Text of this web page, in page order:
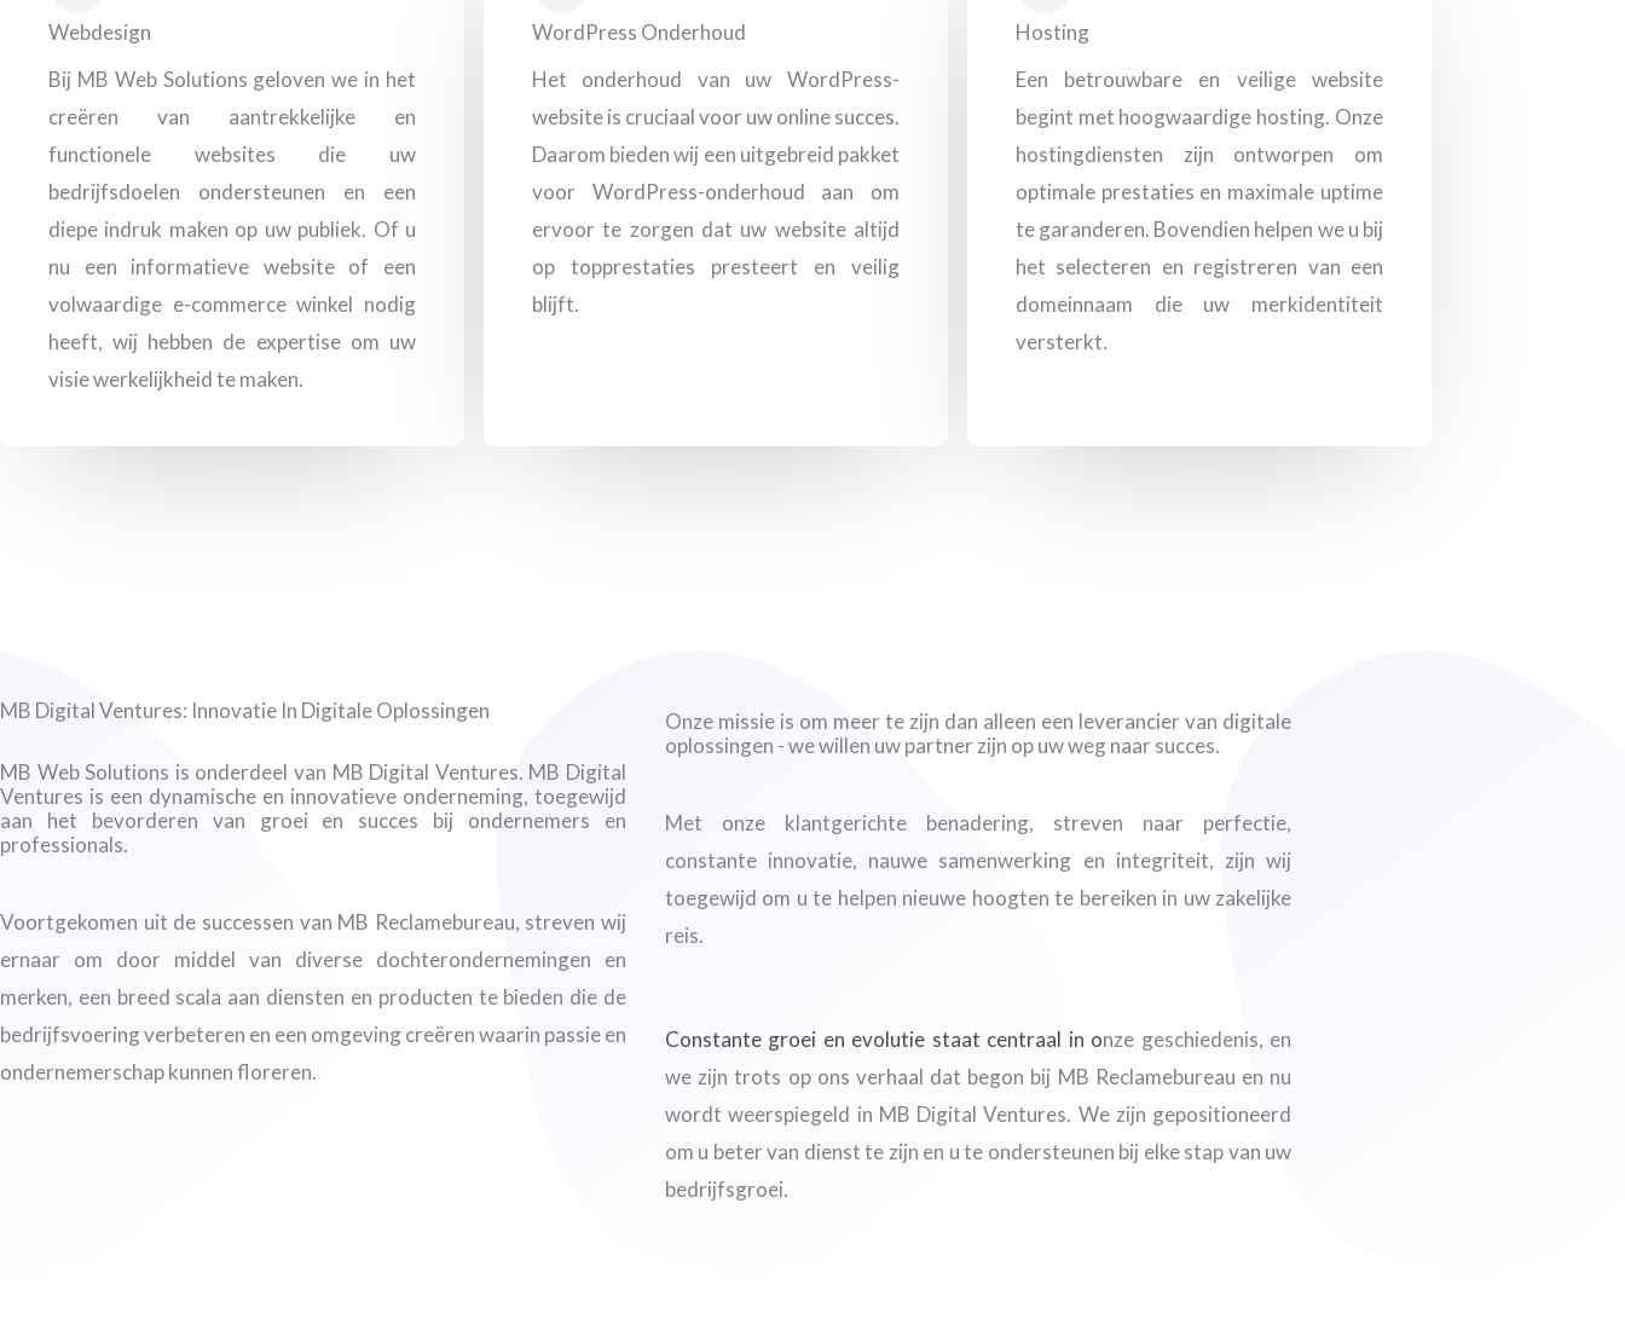
Webdesign
Bij MB Web Solutions geloven we in het
creëren van aantrekkelijke en
functionele websites die uw
bedrijfsdoelen ondersteunen en een
diepe indruk maken op uw publiek. Of u
nu een informatieve website of een
volwaardige e-commerce winkel nodig
heeft, wij hebben de expertise om uw
visie werkelijkheid te maken.
WordPress Onderhoud
Het onderhoud van uw WordPress-
website is cruciaal voor uw online succes.
Daarom bieden wij een uitgebreid pakket
voor WordPress-onderhoud aan om
ervoor te zorgen dat uw website altijd
op topprestaties presteert en veilig
blijft.
Hosting
Een betrouwbare en veilige website
begint met hoogwaardige hosting. Onze
hostingdiensten zijn ontworpen om
optimale prestaties en maximale uptime
te garanderen. Bovendien helpen we u bij
het selecteren en registreren van een
domeinnaam die uw merkidentiteit
versterkt.
MB Digital Ventures: Innovatie In Digitale Oplossingen
MB Web Solutions is onderdeel van MB Digital Ventures. MB Digital
Ventures is een dynamische en innovatieve onderneming, toegewijd
aan het bevorderen van groei en succes bij ondernemers en
professionals.
Voortgekomen uit de successen van MB Reclamebureau, streven wij
ernaar om door middel van diverse dochterondernemingen en
merken, een breed scala aan diensten en producten te bieden die de
bedrijfsvoering verbeteren en een omgeving creëren waarin passie en
ondernemerschap kunnen floreren.
Onze missie is om meer te zijn dan alleen een leverancier van digitale
oplossingen - we willen uw partner zijn op uw weg naar succes.
Met onze klantgerichte benadering, streven naar perfectie,
constante innovatie, nauwe samenwerking en integriteit, zijn wij
toegewijd om u te helpen nieuwe hoogten te bereiken in uw zakelijke
reis.
Constante groei en evolutie staat centraal in onze geschiedenis, en
we zijn trots op ons verhaal dat begon bij MB Reclamebureau en nu
wordt weerspiegeld in MB Digital Ventures. We zijn gepositioneerd
om u beter van dienst te zijn en u te ondersteunen bij elke stap van uw
bedrijfsgroei.